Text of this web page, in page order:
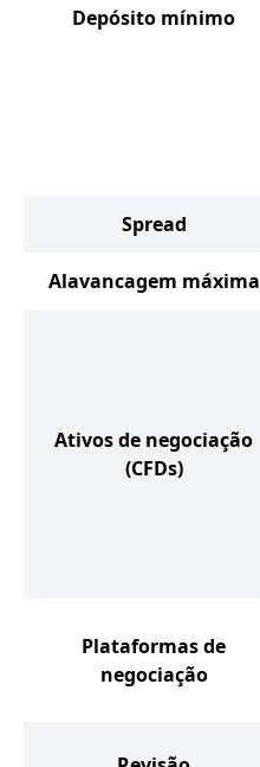
Depósito mínimo
Spread
Alavancagem máxima
Ativos de negociação
(CFDs)
Plataformas de
negociação